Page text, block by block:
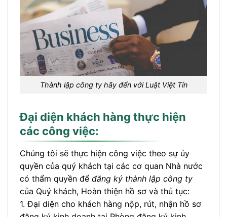
Thành lập công ty hãy đến với Luật Việt Tín
Đại diện khách hàng thực hiện
các công việc:
Chúng tôi sẽ thực hiện công việc theo sự ủy
quyền của quý khách tại các cơ quan Nhà nước
có thẩm quyền để đăng ký thành lập công ty
của Quý khách, Hoàn thiện hồ sơ và thủ tục:
1. Đại diện cho khách hàng nộp, rút, nhận hồ sơ